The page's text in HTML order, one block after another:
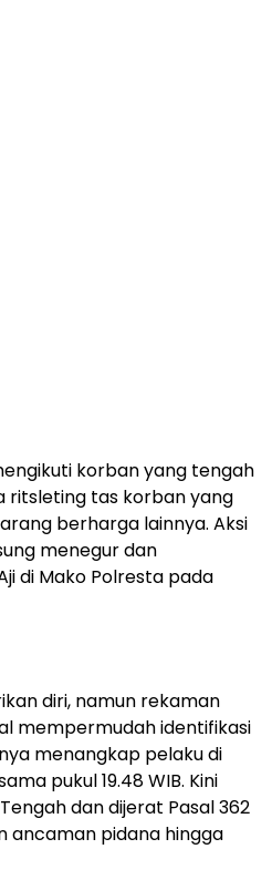
korban yang tengah
ritsleting tas korban yang
berharga lainnya. Aksi
menegur dan
di Mako Polresta pada
diri, namun rekaman
mempermudah identifikasi
menangkap pelaku di
pukul 19.48 WIB. Kini
dan dijerat Pasal 362
ancaman pidana hingga